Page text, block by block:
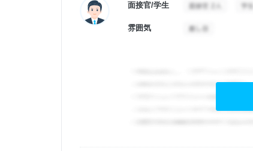
面接官/学生
雰囲気